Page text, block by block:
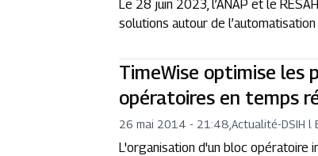
Le 28 juin 2023, l’ANAP et le
solutions autour de
TimeWise optimise les
opératoires en temps
26 mai 2014 - 21:48 ,Actualité-DSIH l
L'organisation d'un bloc opératoire